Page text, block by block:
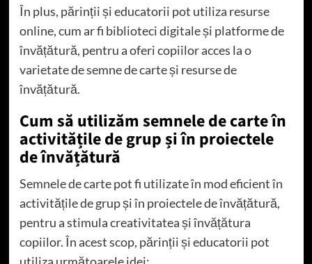
În plus, părinții și educatorii pot utiliza resurse
online, cum ar fi biblioteci digitale și platforme de
învățătură, pentru a oferi copiilor acces la o
varietate de semne de carte și resurse de
învățătură.
Cum să utilizăm semnele de carte în
activitățile de grup și în proiectele
de învățătură
Semnele de carte pot fi utilizate în mod eficient în
activitățile de grup și în proiectele de învățătură,
pentru a stimula creativitatea și învățătura
copiilor. În acest scop, părinții și educatorii pot